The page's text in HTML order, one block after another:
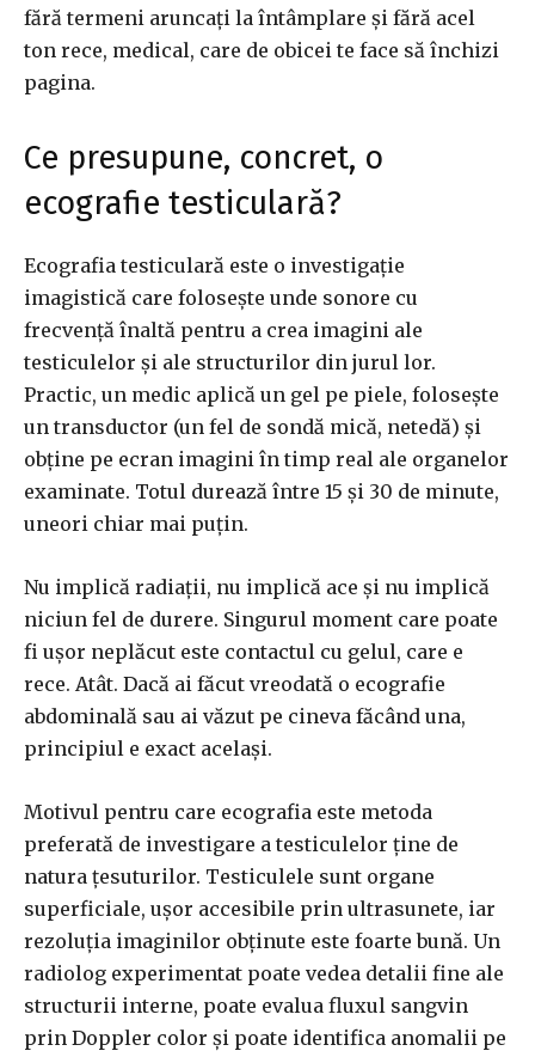
fără termeni aruncați la întâmplare și fără acel
ton rece, medical, care de obicei te face să închizi
pagina.
Ce presupune, concret, o
ecografie testiculară?
Ecografia testiculară este o investigație
imagistică care folosește unde sonore cu
frecvență înaltă pentru a crea imagini ale
testiculelor și ale structurilor din jurul lor.
Practic, un medic aplică un gel pe piele, folosește
un transductor (un fel de sondă mică, netedă) și
obține pe ecran imagini în timp real ale organelor
examinate. Totul durează între 15 și 30 de minute,
uneori chiar mai puțin.
Nu implică radiații, nu implică ace și nu implică
niciun fel de durere. Singurul moment care poate
fi ușor neplăcut este contactul cu gelul, care e
rece. Atât. Dacă ai făcut vreodată o ecografie
abdominală sau ai văzut pe cineva făcând una,
principiul e exact același.
Motivul pentru care ecografia este metoda
preferată de investigare a testiculelor ține de
natura țesuturilor. Testiculele sunt organe
superficiale, ușor accesibile prin ultrasunete, iar
rezoluția imaginilor obținute este foarte bună. Un
radiolog experimentat poate vedea detalii fine ale
structurii interne, poate evalua fluxul sangvin
prin Doppler color și poate identifica anomalii pe